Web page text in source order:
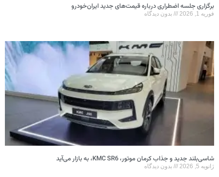
برگزاری جلسه اضطراری درباره قیمت‌های جدید ایران‌خودرو
فوریه 1, 2026 بدون دیدگاه
شاسی‌بلند جدید و جذاب کرمان موتور، KMC SR6، به بازار می‌آید
ژانویه 5, 2026 بدون دیدگاه